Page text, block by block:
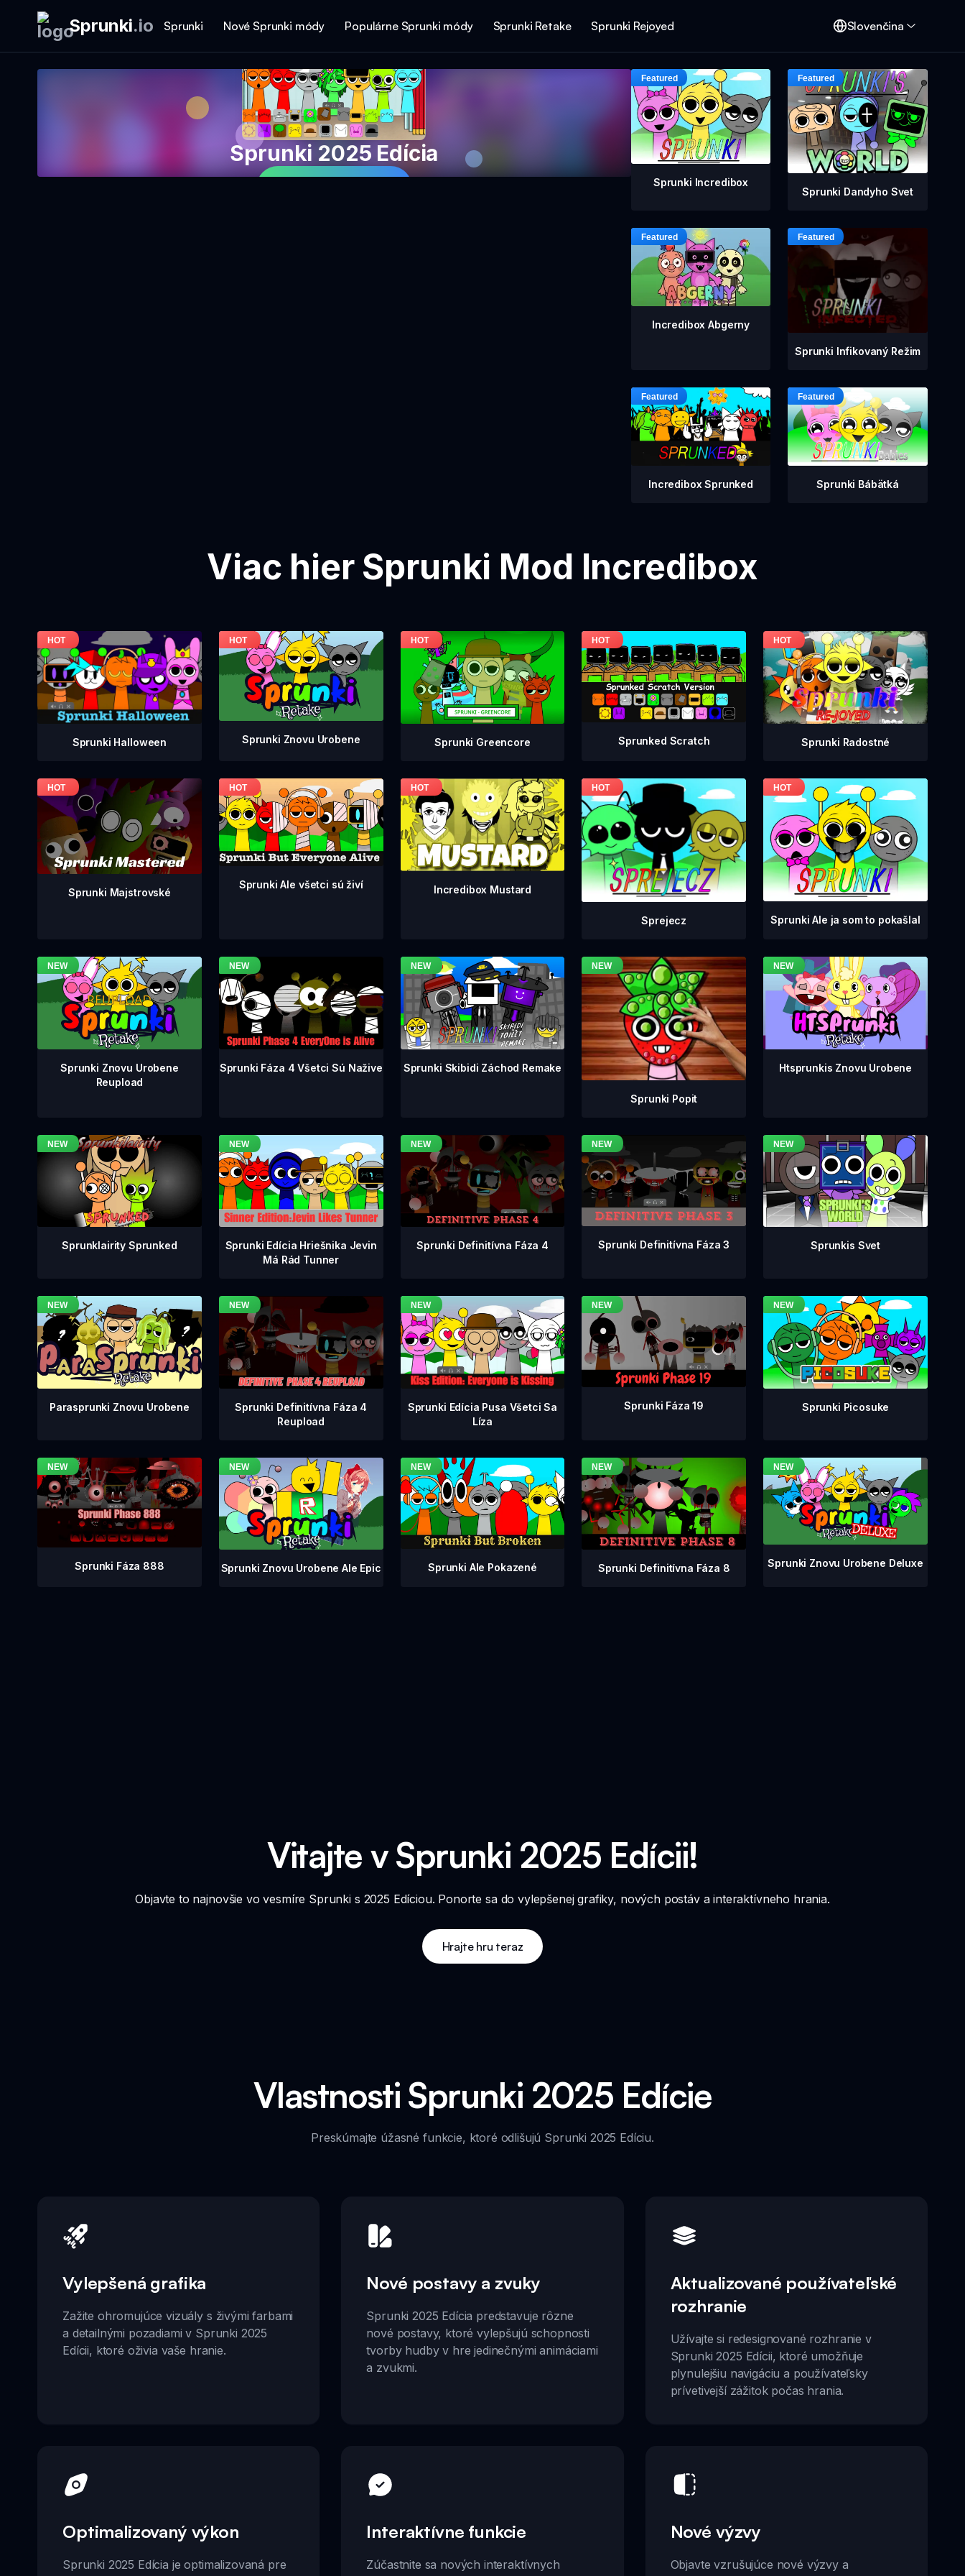
Sprunki.io Sprunki Nové Sprunki módy Populárne Sprunki módy Sprunki Retake Sprunki Rejoyed Slovenčina
Sprunki 2025 Edícia
Sprunki Incredibox
Sprunki Dandyho Svet
Incredibox Abgerny
Sprunki Infikovaný Režim
Incredibox Sprunked Sprunki Bábätká
Viac hier Sprunki Mod Incredibox
Sprunki Halloween Sprunki Znovu Urobene Sprunki Greencore Sprunked Scratch Sprunki Radostné
Sprunki Majstrovské
Sprunki Ale všetci sú živí Incredibox Mustard
Sprejecz Sprunki Ale ja som to pokašlal
Sprunki Znovu Urobene
Reupload
Sprunki Fáza 4 Všetci Sú Nažive Sprunki Skibidi Záchod Remake
Sprunki Popit
Htsprunkis Znovu Urobene
Sprunklairity Sprunked
Sprunki Edícia Hriešnika Jevin
Má Rád Tunner
Sprunki Definitívna Fáza 4 Sprunki Definitívna Fáza 3 Sprunkis Svet
Parasprunki Znovu Urobene
Sprunki Definitívna Fáza 4
Reupload
Sprunki Edícia Pusa Všetci Sa
Líza
Sprunki Fáza 19 Sprunki Picosuke
Sprunki Fáza 888 Sprunki Znovu Urobene Ale Epic Sprunki Ale Pokazené Sprunki Definitívna Fáza 8 Sprunki Znovu Urobene Deluxe
Vitajte v Sprunki 2025 Edícii!
Objavte to najnovšie vo vesmíre Sprunki s 2025 Edíciou. Ponorte sa do vylepšenej grafiky, nových postáv a interaktívneho hrania.
Hrajte hru teraz
Vlastnosti Sprunki 2025 Edície
Preskúmajte úžasné funkcie, ktoré odlišujú Sprunki 2025 Edíciu.
Vylepšená grafika
Zažite ohromujúce vizuály s živými farbami
a detailnými pozadiami v Sprunki 2025
Edícii, ktoré oživia vaše hranie.
Nové postavy a zvuky
Sprunki 2025 Edícia predstavuje rôzne
nové postavy, ktoré vylepšujú schopnosti
tvorby hudby v hre jedinečnými animáciami
a zvukmi.
Aktualizované používateľské
rozhranie
Užívajte si redesignované rozhranie v
Sprunki 2025 Edícii, ktoré umožňuje
plynulejšiu navigáciu a používateľsky
prívetivejší zážitok počas hrania.
Optimalizovaný výkon
Sprunki 2025 Edícia je optimalizovaná pre
Interaktívne funkcie
Zúčastnite sa nových interaktívnych
Nové výzvy
Objavte vzrušujúce nové výzvy a